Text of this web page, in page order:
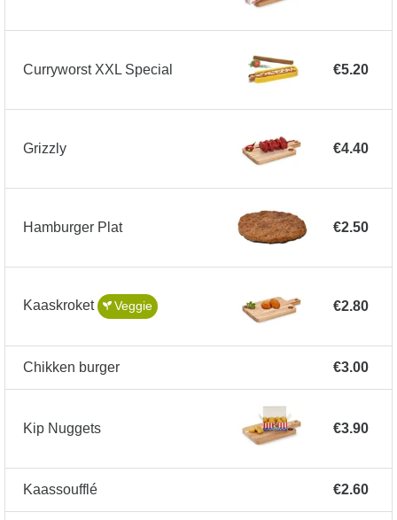
Curryworst XXL Special €5.20
Grizzly €4.40
Hamburger Plat €2.50
Kaaskroket Veggie €2.80
Chikken burger €3.00
Kip Nuggets €3.90
Kaassoufflé €2.60